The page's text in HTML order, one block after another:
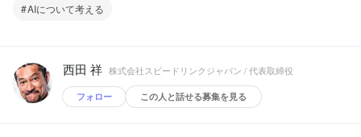
AIについて考える
西田 祥 株式会社スピードリンクジャパン / 代表取締役
フォロー この人と話せる募集を見る